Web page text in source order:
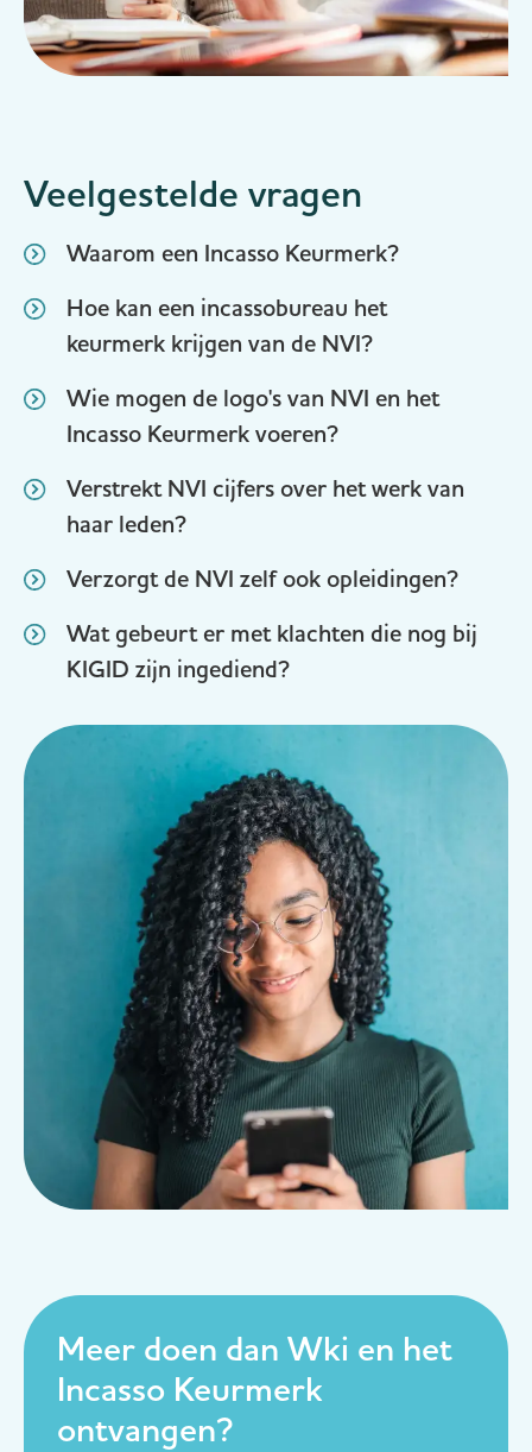
Veelgestelde vragen
Waarom een Incasso Keurmerk?
Hoe kan een incassobureau het
keurmerk krijgen van de NVI?
Wie mogen de logo's van NVI en het
Incasso Keurmerk voeren?
Verstrekt NVI cijfers over het werk van
haar leden?
Verzorgt de NVI zelf ook opleidingen?
Wat gebeurt er met klachten die nog bij
KIGID zijn ingediend?
Meer doen dan Wki en het
Incasso Keurmerk
ontvangen?